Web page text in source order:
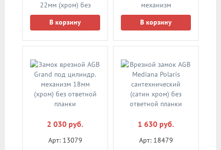
22мм (хром) без
ответной планки
В корзину
механизм
(состаренная бронза)
без ответной планки
В корзину
2 030 руб.
Арт: 13079
1 630 руб.
Арт: 18479